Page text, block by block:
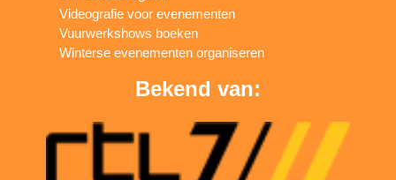
Videografie voor evenementen
Vuurwerkshows boeken
Winterse evenementen organiseren
Bekend van: